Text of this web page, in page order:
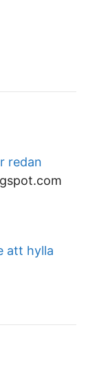
redan
att hylla